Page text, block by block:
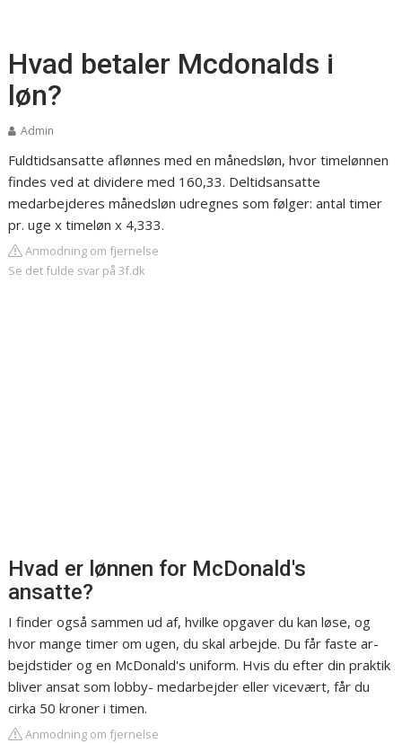
Hvad betaler Mcdonalds i
løn?
Admin
Fuldtidsansatte aflønnes med en månedsløn, hvor timelønnen
findes ved at dividere med 160,33. Deltidsansatte
medarbejderes månedsløn udregnes som følger: antal timer
pr. uge x timeløn x 4,333.
Anmodning om fjernelse
Se det fulde svar på 3f.dk
Hvad er lønnen for McDonald's
ansatte?
I finder også sammen ud af, hvilke opgaver du kan løse, og
hvor mange timer om ugen, du skal arbejde. Du får faste ar-
bejdstider og en McDonald's uniform. Hvis du efter din praktik
bliver ansat som lobby- medarbejder eller vicevært, får du
cirka 50 kroner i timen.
Anmodning om fjernelse